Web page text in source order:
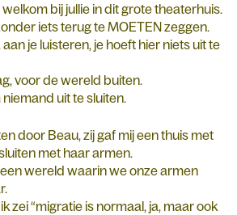
bij jullie in dit grote theaterhuis.
iets terug te MOETEN zeggen.
je luisteren, je hoeft hier niets uit te
voor de wereld buiten.
uit te sluiten.
door Beau, zij gaf mij een thuis met
met haar armen.
wereld waarin we onze armen
zei “migratie is normaal, ja, maar ook